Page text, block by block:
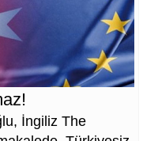
İngiliz The